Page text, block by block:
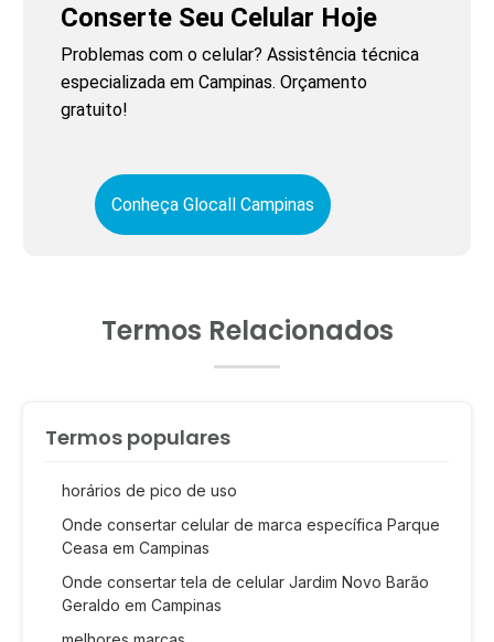
Conserte Seu Celular Hoje
Problemas com o celular? Assistência técnica
especializada em Campinas. Orçamento
gratuito!
Conheça Glocall Campinas
Termos Relacionados
Termos populares
horários de pico de uso
Onde consertar celular de marca específica Parque
Ceasa em Campinas
Onde consertar tela de celular Jardim Novo Barão
Geraldo em Campinas